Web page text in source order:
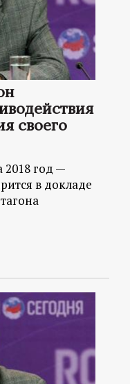
своего
год —
в докладе